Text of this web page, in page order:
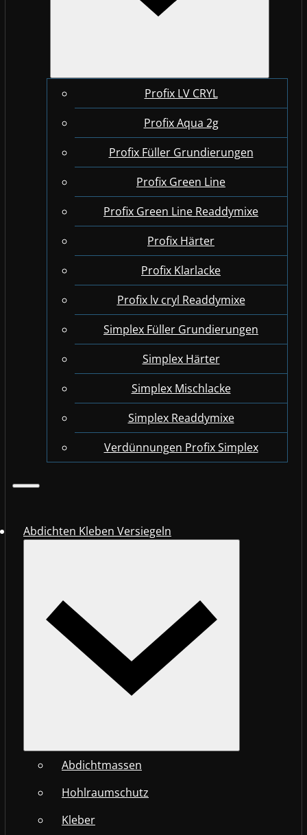
Profix LV CRYL
Profix Aqua 2g
Profix Füller Grundierungen
Profix Green Line
Profix Green Line Readdymixe
Profix Härter
Profix Klarlacke
Profix lv cryl Readdymixe
Simplex Füller Grundierungen
Simplex Härter
Simplex Mischlacke
Simplex Readdymixe
Verdünnungen Profix Simplex
Abdichten Kleben Versiegeln
Abdichtmassen
Hohlraumschutz
Kleber